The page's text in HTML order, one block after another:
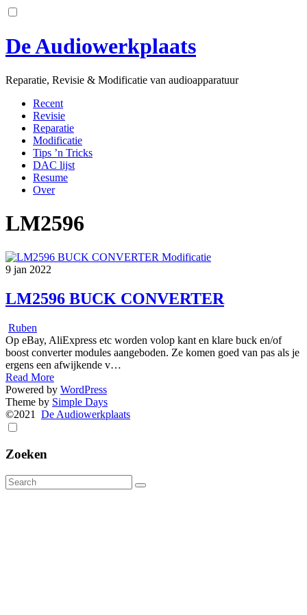
Skip
De Audiowerkplaats
Reparatie, Revisie & Modificatie van audioapparatuur
Recent
Revisie
Reparatie
Modificatie
Tips ’n Tricks
DAC lijst
Resume
Over
LM2596
Modificatie
9 jan 2022
LM2596 BUCK CONVERTER
Ruben
Op eBay, AliExpress etc worden volop kant en klare buck en/of
boost converter modules aangeboden. Ze komen goed van pas als je
ergens een afwijkende v…
Read More
Powered by WordPress
Theme by Simple Days
©2021 De Audiowerkplaats
Zoeken